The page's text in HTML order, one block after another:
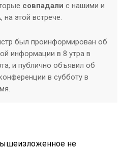
совпадалис нашими и
этой встрече.
был проинформирован об
информации в 8 утра в
и публично объявил об
в субботу в
не